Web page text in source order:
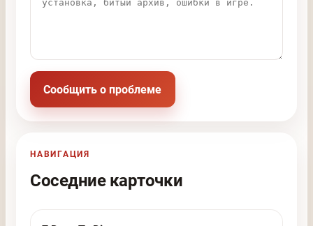
Сообщить о проблеме
НАВИГАЦИЯ
Соседние карточки